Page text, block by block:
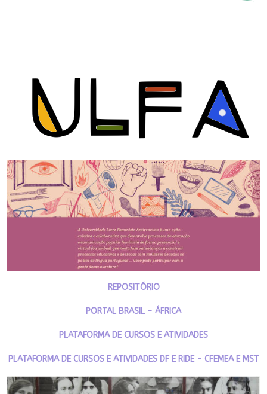
REPOSITÓRIO
PORTAL BRASIL - ÁFRICA
PLATAFORMA DE CURSOS E ATIVIDADES
PLATAFORMA DE CURSOS E ATIVIDADES DF E RIDE - CFEMEA E MST